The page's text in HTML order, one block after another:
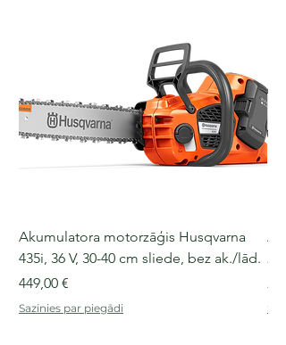
Akumulatora motorzāģis Husqvarna
435i, 36 V, 30-40 cm sliede, bez ak./lād.
Cena
449,00 €
Sazinies par piegādi